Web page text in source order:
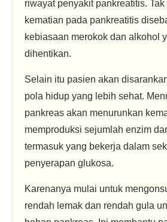
riwayat penyakit pankreatitis.
kematian pada pankreatitis
kebiasaan merokok dan alkohol
dihentikan.
Selain itu pasien akan
pola hidup yang lebih sehat.
pankreas akan menurunkan
memproduksi sejumlah enzim
termasuk yang bekerja dalam
penyerapan glukosa.
Karenanya mulai untuk
rendah lemak dan rendah gula